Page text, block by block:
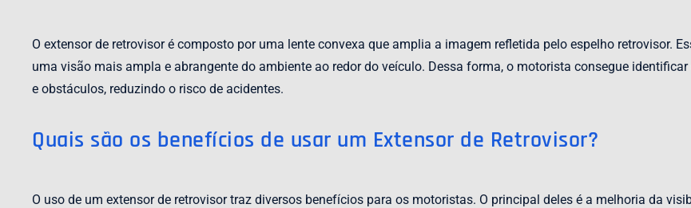
O extensor de retrovisor é composto por uma lente convexa que amplia a imagem refletida pelo espelho retrovisor.
uma visão mais ampla e abrangente do ambiente ao redor do veículo. Dessa forma, o motorista consegue
e obstáculos, reduzindo o risco de acidentes.
Quais são os benefícios de usar um Extensor de Retrovisor?
O uso de um extensor de retrovisor traz diversos benefícios para os motoristas. O principal deles é a melhoria da